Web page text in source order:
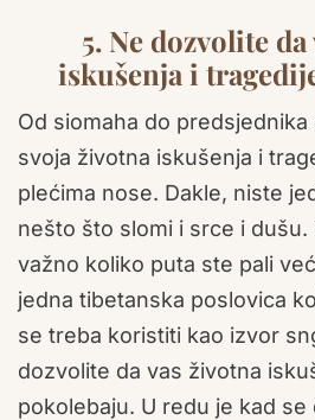
5. Ne dozvolite
iskušenja i
Od siomaha do
svoja životna iskušenja i
plećima nose. Dakle, niste
nešto što slomi i srce i dušu.
važno koliko puta ste pali
jedna tibetanska poslovica
se treba koristiti kao izvor
dozvolite da vas životna
pokolebaju. U redu je kad